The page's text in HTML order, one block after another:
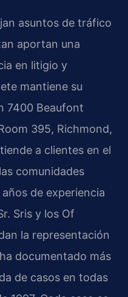
asuntos de tráfico
aportan una
en litigio y
mantiene su
7400 Beaufont
395, Richmond,
a clientes en el
comunidades
de experiencia
Sris y los Of
la representación
documentado más
de casos en todas